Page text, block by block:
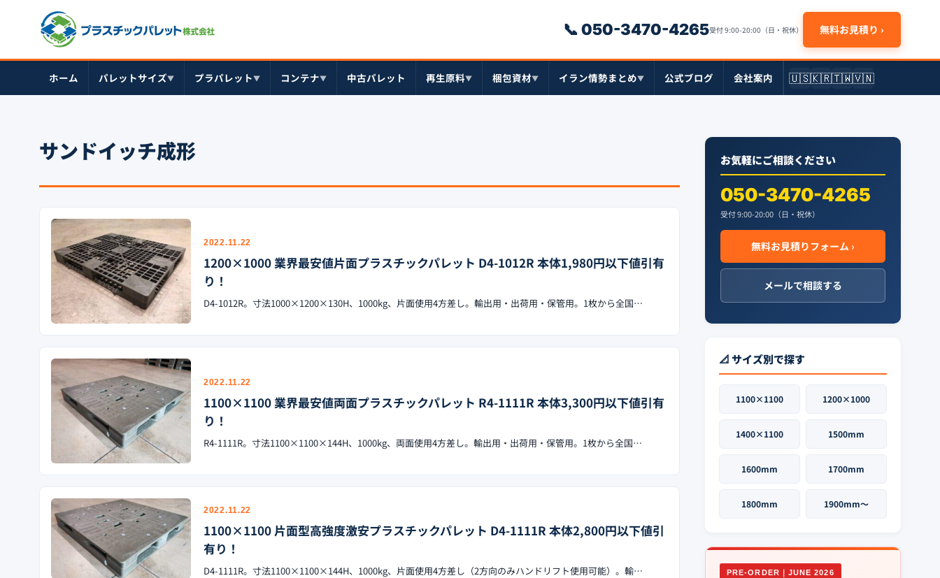
📞 050-3470-4265受付 9:00-20:00（日・祝休） 無料お見積り ›
ホーム パレットサイズ▼ プラパレット▼ コンテナ▼ 中古パレット 再生原料▼ 梱包資材▼ イラン情勢まとめ▼ 公式ブログ 会社案内 🇺🇸🇰🇷🇹🇼🇻🇳
サンドイッチ成形
2022.11.22
1200×1000 業界最安値片面プラスチックパレット D4-1012R 本体1,980円以下値引有
り！
D4-1012R。寸法1000×1200×130H、1000kg、片面使用4方差し。輸出用・出荷用・保管用。1枚から全国…
2022.11.22
1100×1100 業界最安値両面プラスチックパレット R4-1111R 本体3,300円以下値引有
り！
R4-1111R。寸法1100×1100×144H、1000kg、両面使用4方差し。輸出用・出荷用・保管用。1枚から全国…
2022.11.22
1100×1100 片面型高強度激安プラスチックパレット D4-1111R 本体2,800円以下値引
有り！
D4-1111R。寸法1100×1100×144H、1000kg、片面使用4方差し（2方向のみハンドリフト使用可能）。輸…
お気軽にご相談ください
050-3470-4265
受付 9:00-20:00（日・祝休）
無料お見積りフォーム ›
メールで相談する
📐 サイズ別で探す
1100×1100 1200×1000
1400×1100 1500mm
1600mm 1700mm
1800mm 1900mm〜
PRE-ORDER｜JUNE 2026